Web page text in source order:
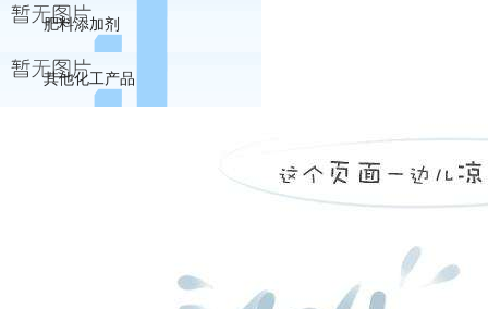
肥料添加剂
其他化工产品